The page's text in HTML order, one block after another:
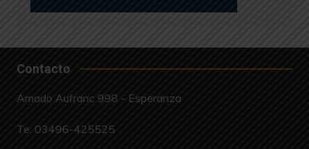
Contacto
Amado Aufranc 998 - Esperanza
Te: 03496-425525